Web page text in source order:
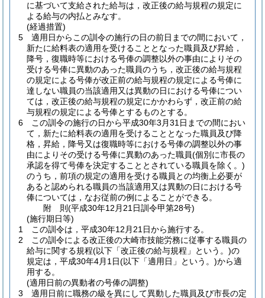
に基づいて支給された給与は，改正後の給与規程の規定に
よる給与の内払とみなす。
(経過措置)
5
適用日からこの訓令の施行の日の前日までの間において，
新たに給料表の適用を受けることとなった職員及び昇給，
降号，復職時等における号俸の調整以外の事由によりその
受ける号俸に異動のあった職員のうち，改正後の給与規程
の規定による号俸が改正前の給与規程の規定による号俸に
達しない職員の当該適用又は異動の日における号俸につい
ては，改正後の給与規程の規定にかかわらず，改正前の給
与規程の規定による号俸とするものとする。
6
この訓令の施行の日から平成30年3月31日までの間におい
て，新たに給料表の適用を受けることとなった職員及び降
格，昇給，降号又は復職時等における号俸の調整以外の事
由によりその受ける号俸に異動のあった職員(個別に市長の
承認を得て号俸を決定することとされている職員を除く。)
のうち，前項の規定の適用を受ける職員との均衡上必要が
あると認められる職員の当該適用又は異動の日における号
俸については，なお従前の例によることができる。
附 則(平成30年12月21日訓令甲第28号)
(施行期日等)
1
この訓令は，平成30年12月21日から施行する。
2
この訓令による改正後の大崎市技能労務に従事する職員の
給与に関する規程(以下「改正後の給与規程」という。)の
規定は，平成30年4月1日(以下「適用日」という。)から適
用する。
(適用日前の異動者の号俸の調整)
3
適用日前に職務の級を異にして異動した職員及び市長の定